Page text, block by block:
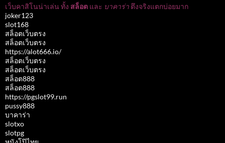
เว็บคาสิโนน่าเล่น ทั้ง สล็อต และ บาคาร่า ตึงจริงแตกบ่อยมาก
joker123
slot168
สล็อตเว็บตรง
สล็อตเว็บตรง
https://alot666.io/
สล็อตเว็บตรง
สล็อตเว็บตรง
สล็อต888
สล็อต888
https://pgslot99.run
pussy888
บาคาร่า
slotxo
slotpg